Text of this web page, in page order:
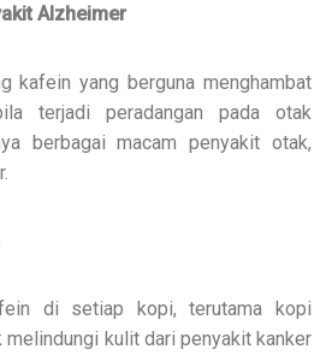
Alzheimer
kafein yang berguna menghambat
terjadi peradangan pada otak
berbagai macam penyakit otak,
di setiap kopi, terutama kopi
melindungi kulit dari penyakit kanker